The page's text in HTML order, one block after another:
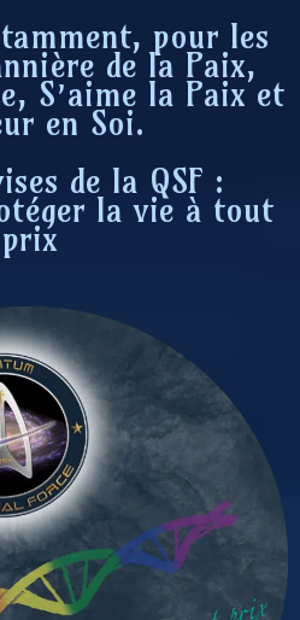
pour les
de la Paix,
S’aime la Paix et
en Soi.
de la QSF :
la vie à tout
prix